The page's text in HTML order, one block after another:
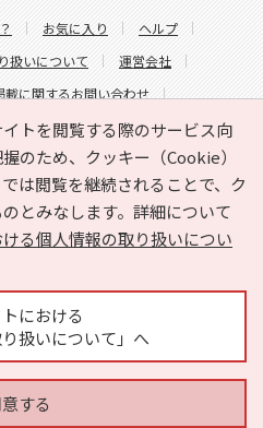
トを閲覧する際のサービス向
のため、クッキー（Cookie）
は閲覧を継続されることで、ク
とみなします。詳細について
ける個人情報の取り扱いについ
における
り扱いについて」へ
する
お気に入り
ヘルプ
扱いについて
運営会社
載に関するお問い合わせ
関するお問い合わせ
All Rights Reserved.